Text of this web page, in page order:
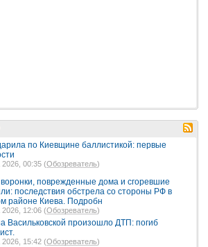
по Киевщине баллистикой: первые
2026, 00:35 (Обозреватель)
воронки, поврежденные дома и сгоревшие
последствия обстрела со стороны РФ в
районе Киева. Подробн
2026, 12:06 (Обозреватель)
Васильковской произошло ДТП: погиб
2026, 15:42 (Обозреватель)